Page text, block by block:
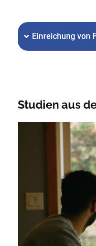
Einreichung von
Studien aus